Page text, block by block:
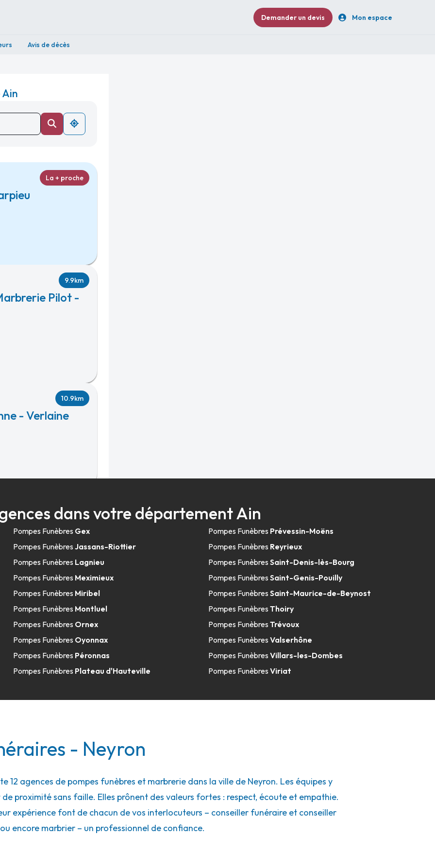
Demander un devis Mon espace
Avis de décès
Ain
La + proche
Pilot -
9.9km
- Verlaine
10.9km
17.6km
dans votre département Ain
Pompes Funèbres Gex
Pompes Funèbres Jassans-Riottier
Pompes Funèbres Lagnieu
Pompes Funèbres Meximieux
Pompes Funèbres Miribel
Pompes Funèbres Montluel
Pompes Funèbres Ornex
Pompes Funèbres Oyonnax
Pompes Funèbres Péronnas
Pompes Funèbres Plateau d'Hauteville
Pompes Funèbres Prévessin-Moëns
Pompes Funèbres Reyrieux
Pompes FunèbresSaint-Denis-lès-Bourg
Pompes FunèbresSaint-Genis-Pouilly
Pompes FunèbresSaint-Maurice-de-Beynost
Pompes FunèbresThoiry
Pompes FunèbresTrévoux
Pompes FunèbresValserhône
Pompes FunèbresVillars-les-Dombes
Pompes FunèbresViriat
- Neyron
12 agences de pompes funèbres et marbrerie dans la ville de Neyron. Les équipes y
proximité sans faille. Elles prônent des valeurs fortes : respect, écoute et empathie.
expérience font de chacun de vos interlocuteurs – conseiller funéraire et conseiller
encore marbrier – un professionnel de confiance.